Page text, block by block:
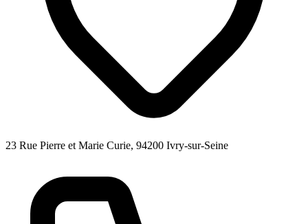
23 Rue Pierre et Marie Curie, 94200 Ivry-sur-Seine